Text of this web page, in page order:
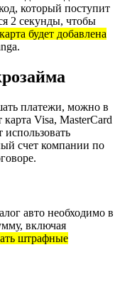
который поступит
2 секунды, чтобы
карта будет добавлена
платежи, можно в
Visa, MasterCard
счет компании по
авто необходимо в
включая
штрафные